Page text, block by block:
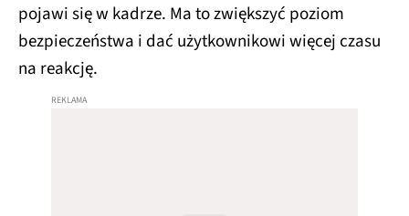
pojawi się w kadrze. Ma to zwiększyć poziom
bezpieczeństwa i dać użytkownikowi więcej czasu
na reakcję.